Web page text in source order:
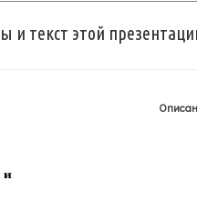
и текст этой